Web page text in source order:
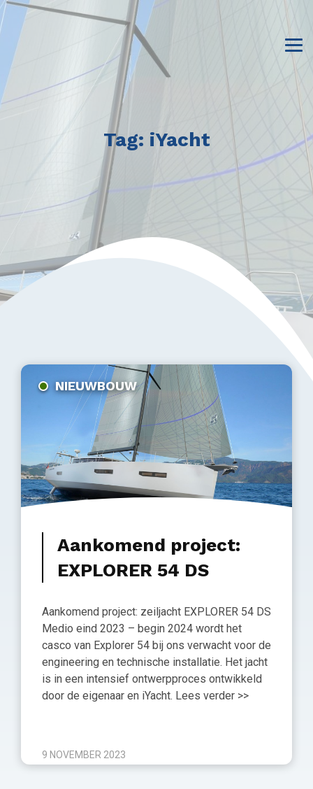
Tag: iYacht
NIEUWBOUW
Aankomend project:
EXPLORER 54 DS
Aankomend project: zeiljacht EXPLORER 54 DS
Medio eind 2023 – begin 2024 wordt het
casco van Explorer 54 bij ons verwacht voor de
engineering en technische installatie. Het jacht
is in een intensief ontwerpproces ontwikkeld
door de eigenaar en iYacht. Lees verder >>
9 NOVEMBER 2023